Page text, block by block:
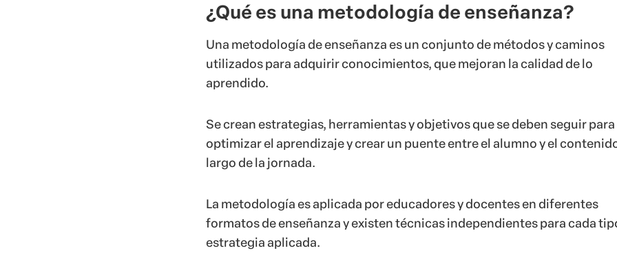
¿Qué es una metodología de enseñanza?
Una metodología de enseñanza es un conjunto de métodos y caminos
utilizados para adquirir conocimientos, que mejoran la calidad de lo
aprendido.
Se crean estrategias, herramientas y objetivos que se deben seguir para
optimizar el aprendizaje y crear un puente entre el alumno y el
largo de la jornada.
La metodología es aplicada por educadores y docentes en diferentes
formatos de enseñanza y existen técnicas independientes para cada
estrategia aplicada.